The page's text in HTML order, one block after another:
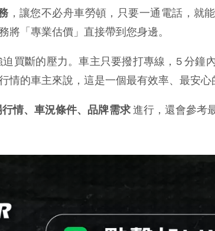
，讓您不必舟車勞頓，只要一通電話，就
「專業估價」直接帶到您身邊。
買斷的壓力。車主只要撥打專線，5 分鐘
的車主來說，這是一個最有效率、最安心
情、車況條件、品牌需求 進行，還會參考